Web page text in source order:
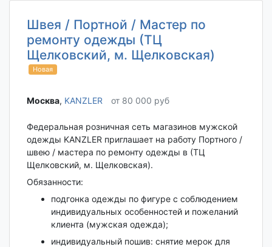
Швея / Портной / Мастер по
ремонту одежды (ТЦ
Щелковский, м. Щелковская)
Новая
Москва‎, KANZLER от 80 000 руб
Федеральная розничная сеть магазинов мужской
одежды KANZLER приглашает на работу Портного /
швею / мастера по ремонту одежды в (ТЦ
Щелковский, м. Щелковская).
Обязанности:
подгонка одежды по фигуре с соблюдением
индивидуальных особенностей и пожеланий
клиента (мужская одежда);
индивидуальный пошив: снятие мерок для